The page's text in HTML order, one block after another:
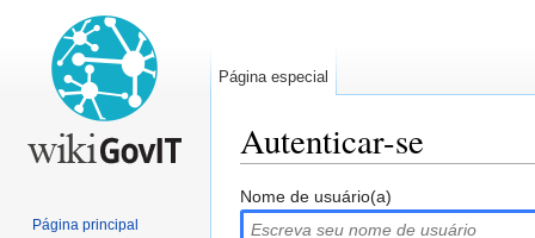
Autenticar-se
Nome de usuário(a)
Página especial
Página principal